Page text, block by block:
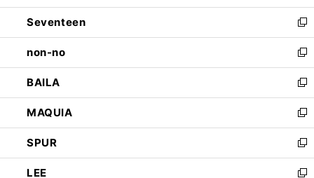
開
く
ウ
で
開
く
ン
ド
ウ
で
開
く
Seventeen
新
し
い
ウ
ィ
ン
ド
ウ
で
開
く
non-no
新
し
い
ウ
ィ
ン
ド
ウ
で
BAILA
新
し
い
ウ
ィ
ン
ド
MAQUIA
新
し
い
ウ
ィ
SPUR
新
し
い
LEE